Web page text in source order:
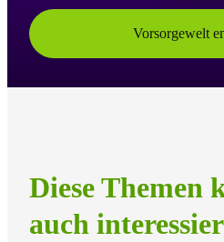
Vorsorgewelt
Diese Themen
auch